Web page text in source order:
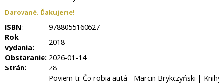
Darované. Ďakujeme!
ISBN:
9788055160627
Rok
vydania:
2018
Obstaranie: 2026-01-14
Strán:
28
Poviem ti: Čo robia autá - Marcin Brykczyński | Knihy z Martinusu window.Martinus={"config":{"track":true,"google":{"tag_manager":{"gtm_id":"GTM-KLQHB7W","gtm_url":"\/\/measure.martinus.sk\/martinustagmanager.js"}},"infinario":{"token":"9c28f6ae-00d0-11f0-90e3-e20fea4fc429","track_ga":true},"algopine":[]},"country_postage_zones":[],"newrelic":{"pageViewName":"\/catalog\/shells\/detail"},"beta_tester":{"aiReviewSummary":true,"fasterQueries":true,"isicCz":true},"default_store":""};window.dataLayer = window.dataLayer || [];function gtag() { dataLayer.push(arguments);}gtag("consent", "default", { ad_storage: "denied", ad_user_data: "denied", ad_personalization: "denied", analytics_storage: "denied", functionality_storage: "denied", personalization_storage: "denied", security_storage: "granted", wait_for_update: 2000,});gtag("set", "ads_data_redaction", true);window.dataLayer = window.dataLayer || [];dataLayer.push([]);dataLayer.push({"event":"eec.detail","ecomm_prodid":306988,"ecomm_totalvalue":9.9,"ecomm_pagetype":"product","ecommerce":{"detail":{"products":[{"name":"Poviem ti Co robia auta","id":306988,"brand":"Stonozka","quantity":1,"category":"Ostatne","availability":"vypredane","price":9.9,"price_base":9.43,"discount":0,"rating_count":9,"rating_avg":4.8,"top":"","is_stub":false}]}}},{"reader_profile":false},{"gdpr_consent_marketing":"no","gdpr_consent_marketing_version":2},{"event":"gtm.experiment","name":"product_detail_llm_recommender_2","variant":"llm"},{"event":"gtm.view_item","ecommerce":{"funnel":"ecommerce","items":[{"item_name":"Poviem ti Co robia auta","item_author":"Marcin Brykczynski","item_id":950399,"item_shell_id":950399,"item_variant":306988,"price":9.43,"currency":"EUR","discount":0,"discount_percentual":0,"item_binding":"","item_brand":"Stonozka","item_category":"Knihy","item_category2":"Pre deti a ml\u00e1de\u017e","item_category3":"Nau\u010dn\u00e9 knihy","item_category4":"","item_availability":"vypredane","item_language":"slovensky","item_rating":4.8,"item_serie":"","item_type":"kniha","quantity":1,"location_id":null,"product_quality":"new","is_stub":false}]}},{"content_group":"e-shop","content_group_2":"detail","content_group_3":""});window.infinarioQueue=[];function initInfinario() { infinario.start([]); Martinus.Tracking.playObject(infinario, window.infinarioQueue||[]); } window._evntsdk=window._evntsdk||[];_evntsdk.push(["init",{"orgId":"1043343971952428062","channel":"martinus.sk","uId":"jWQVb0yX2amTq0UMPahmeA.1777488570"}],["sendCart",{"cart":[]}]);_evntsdk.push(["sendPageView",{"page":"ProductPage","pid":"306988"}]); window.myApp = window.myApp || {}; window.myApp.selectLanguage = 'sk' if (!window.ga) { window.ga = function() {}; } input[name="q"]::placeholder { font-size: 14px; } .customer-catalog-items .product__action { min-height: 43px; } .dropdown--arrowhead.dropdown--account { right: 0; } @media (max-width: 1024px) { .dropdown--arrowhead.dropdown--account { left: calc(100% - 210px); } .offcanvas-body .tab-nav__content--link { border: none; } } img[src^="//